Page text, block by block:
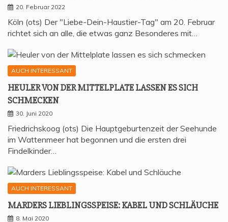
20. Februar 2022
Köln (ots) Der "Liebe-Dein-Haustier-Tag" am 20. Februar
richtet sich an alle, die etwas ganz Besonderes mit…
AUCH INTERESSANT
HEU­LER VON DER MIT­TEL­P­LA­TE LAS­SEN ES SICH
SCHMECKEN
30. Juni 2020
Friedrichskoog (ots) Die Hauptgeburtenzeit der Seehunde
im Wattenmeer hat begonnen und die ersten drei
Findelkinder…
AUCH INTERESSANT
MAR­DERS LIEB­LINGS­SPEI­SE: KABEL UND SCHLÄUCHE
8. Mai 2020